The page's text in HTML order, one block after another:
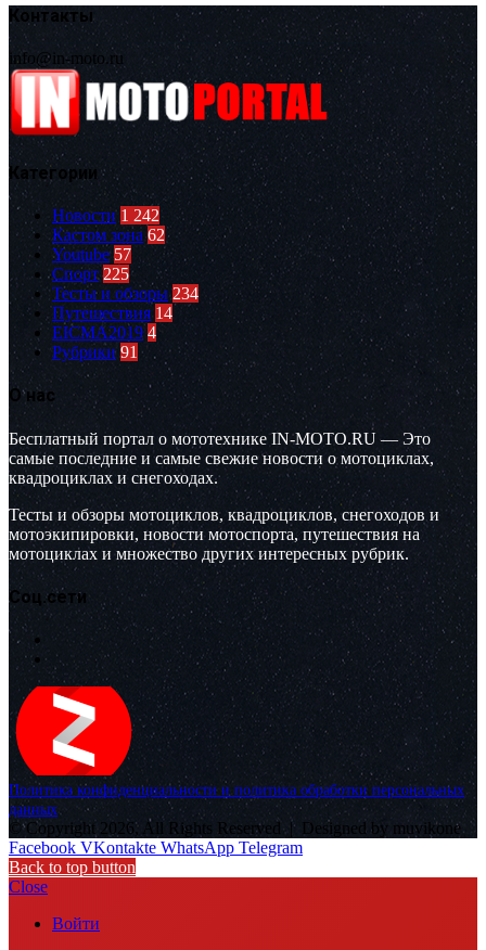
Контакты
info@in-moto.ru
Категории
Новости 1 242
Кастом зона 62
Youtube 57
Спорт 225
Тесты и обзоры 234
Путешествия 14
EICMA2019 4
Рубрики 91
О нас
Бесплатный портал о мототехнике IN-MOTO.RU — Это
самые последние и самые свежие новости о мотоциклах,
квадроциклах и снегоходах.
Тесты и обзоры мотоциклов, квадроциклов, снегоходов и
мотоэкипировки, новости мотоспорта, путешествия на
мотоциклах и множество других интересных рубрик.
Соц.сети
Политика конфиденциальности и политика обработки персональных
данных
© Copyright 2026, All Rights Reserved | Designed by muvikone
Facebook VKontakte WhatsApp Telegram
Back to top button
Close
Войти